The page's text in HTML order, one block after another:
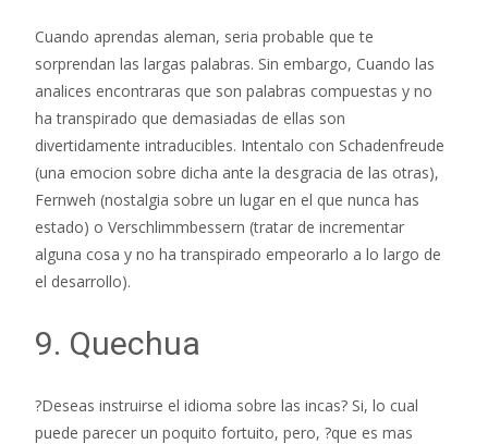
Cuando aprendas aleman, seri­a probable que te
sorprendan las largas palabras. Sin embargo, Cuando las
analices encontraras que son palabras compuestas y no
ha transpirado que demasiadas de ellas son
divertidamente intraducibles. Intentalo con Schadenfreude
(una emocion sobre dicha ante la desgracia de las otras),
Fernweh (nostalgia sobre un lugar en el que nunca has
estado) o Verschlimmbessern (tratar de incrementar
alguna cosa y no ha transpirado empeorarlo a lo largo de
el desarrollo).
9. Quechua
?Deseas instruirse el idioma sobre las incas? Si, lo cual
puede parecer un poquito fortuito, pero, ?que es mas